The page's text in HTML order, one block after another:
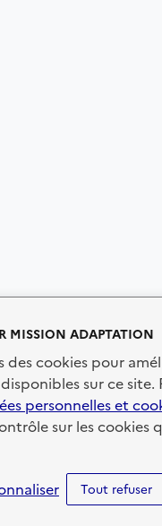
MISSION ADAPTATION
des cookies pour
sur ce site.
personnelles et
sur les cookies
Tout refuser